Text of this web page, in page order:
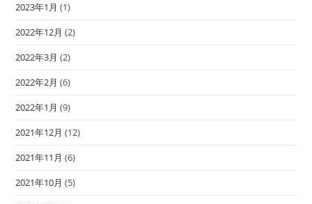
2023年1月 (1)
2022年12月 (2)
2022年3月 (2)
2022年2月 (6)
2022年1月 (9)
2021年12月 (12)
2021年11月 (6)
2021年10月 (5)